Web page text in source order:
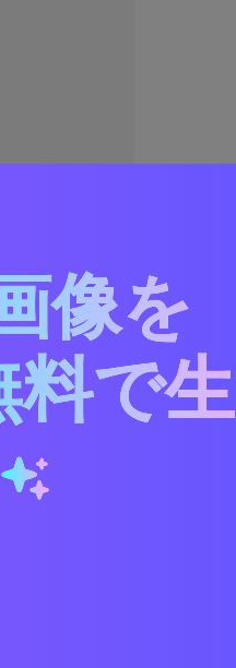
由
たインク、使
は、特にブラ
像を
料で生